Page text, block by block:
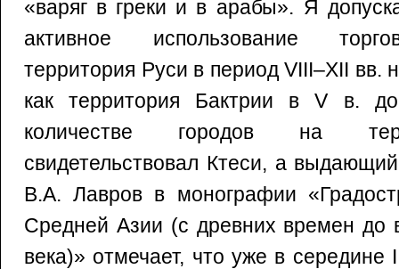
«варяг в греки и в арабы». Я
активное использование
территория Руси в период VIII–XII вв.
как территория Бактрии в V в.
количестве городов на
свидетельствовал Ктеси, а
В.А. Лавров в монографии
Средней Азии (с древних времен до
века)» отмечает, что уже в середине